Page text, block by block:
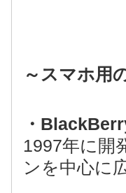
～スマホ用
・
1997年に開
ンを中心に